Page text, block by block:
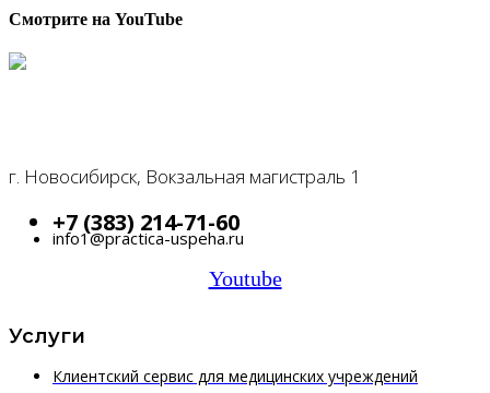
Смотрите на YouTube
г. Новосибирск, Вокзальная магистраль 1
+7 (383) 214-71-60
info1@practica-uspeha.ru
Youtube
Услуги
Клиентский сервис для медицинских учреждений